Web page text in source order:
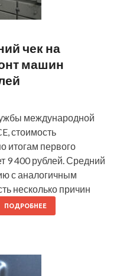
чек на
машин
международной
стоимость
итогам первого
9 400 рублей. Средний
с аналогичным
несколько причин
ПОДРОБНЕЕ